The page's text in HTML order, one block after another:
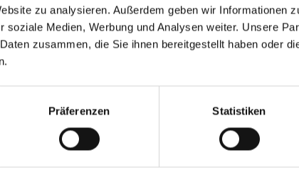
zu analysieren. Außerdem geben wir Informationen
soziale Medien, Werbung und Analysen weiter. Unsere
zusammen, die Sie ihnen bereitgestellt haben oder
Präferenzen Statistiken
für den Gebrauch zu Hause, in Restaurants,
ideal für gesellige Anlässe wie Partys, Picknicks,